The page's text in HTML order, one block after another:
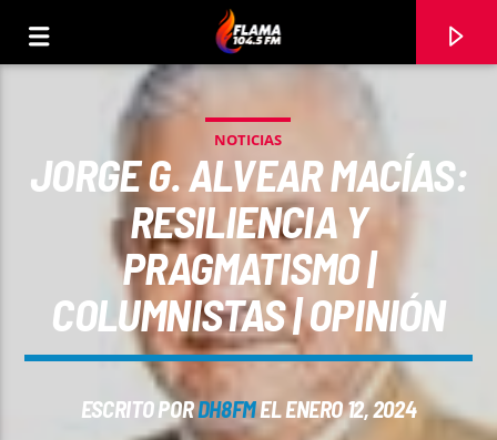
CANCIÓN ACTUAL
NOTICIAS
JORGE G. ALVEAR MACÍAS:
RESILIENCIA Y
PRAGMATISMO |
COLUMNISTAS | OPINIÓN
ESCRITO PORDH8FMEL ENERO 12, 2024